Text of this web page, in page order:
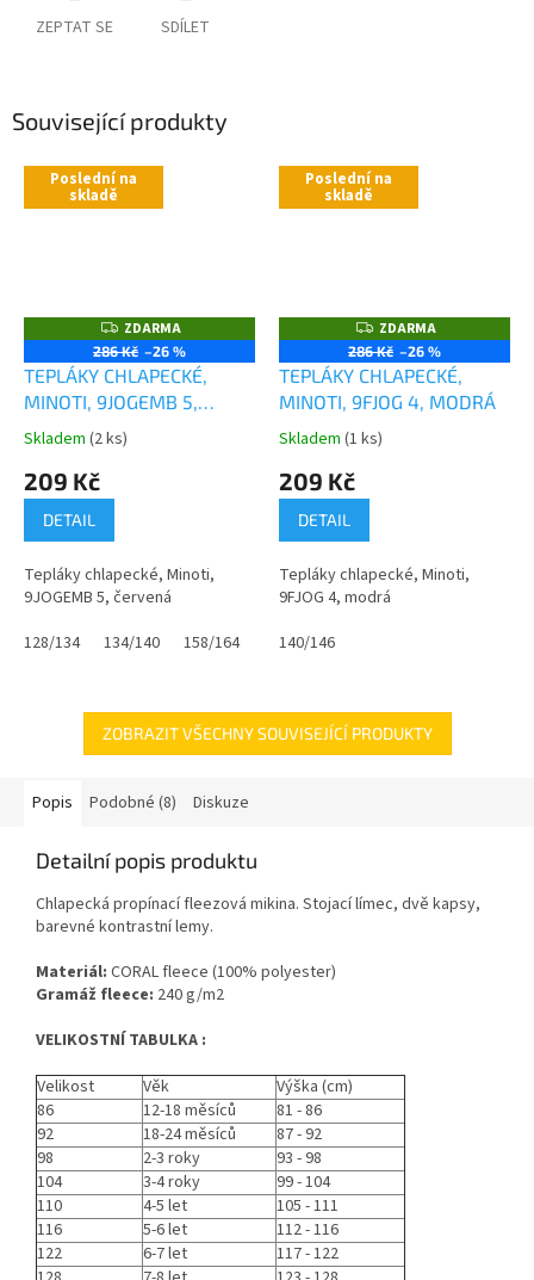
ZEPTAT SE SDÍLET
Související produkty
Poslední na
skladě
Z
D
A
R
M
A
ZDARMA
286 Kč –26 %
TEPLÁKY CHLAPECKÉ,
MINOTI, 9JOGEMB 5,
ČERVENÁ
Průměrné
produktu
5
hvězdiček.
Skladem (2 ks)
209 Kč
DETAIL
Tepláky chlapecké, Minoti,
9JOGEMB 5, červená
128/134
134/140 158/164
Poslední na
skladě
Z
D
A
R
M
A
ZDARMA
286 Kč –26 %
TEPLÁKY CHLAPECKÉ,
MINOTI, 9FJOG 4, MODRÁ
Průměrné
produktu
5
hvězdiček.
Skladem (1 ks)
209 Kč
DETAIL
Tepláky chlapecké, Minoti,
9FJOG 4, modrá
140/146
ZOBRAZIT VŠECHNY SOUVISEJÍCÍ PRODUKTY
Popis Podobné (8) Diskuze
Detailní popis produktu
Chlapecká propínací fleezová mikina. Stojací límec, dvě kapsy,
barevné kontrastní lemy.
Materiál: CORAL fleece (100% polyester)
Gramáž fleece: 240 g/m2
VELIKOSTNÍ TABULKA :
Velikost
Věk
Výška (cm)
86
12-18 měsíců
81 - 86
92
18-24 měsíců
87 - 92
98
2-3 roky
93 - 98
104
3-4 roky
99 - 104
110
4-5 let
105 - 111
116
5-6 let
112 - 116
122
6-7 let
117 - 122